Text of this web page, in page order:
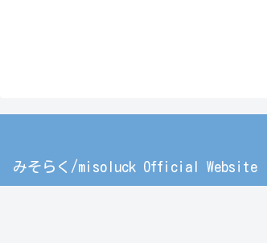
みそらく/misoluck Official Website